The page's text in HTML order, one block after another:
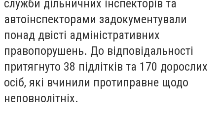
служби дільничних інспекторів та
автоінспекторами задокументували
понад двісті адміністративних
правопорушень. До відповідальності
притягнуто 38 підлітків та 170 дорослих
осіб, які вчинили протиправне щодо
неповнолітніх.